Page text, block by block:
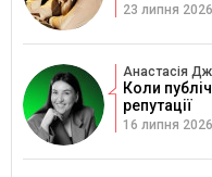
23 липня 2026
Анастасія
Коли
репутації
16 липня 2026